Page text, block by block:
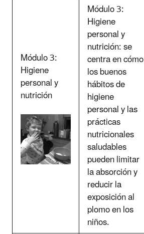
Módulo 3:
Higiene
personal y
nutrición
Módulo 3:
Higiene
personal y
nutrición: se
centra en cómo
los buenos
hábitos de
higiene
personal y las
prácticas
nutricionales
saludables
pueden limitar
la absorción y
reducir la
exposición al
plomo en los
niños.